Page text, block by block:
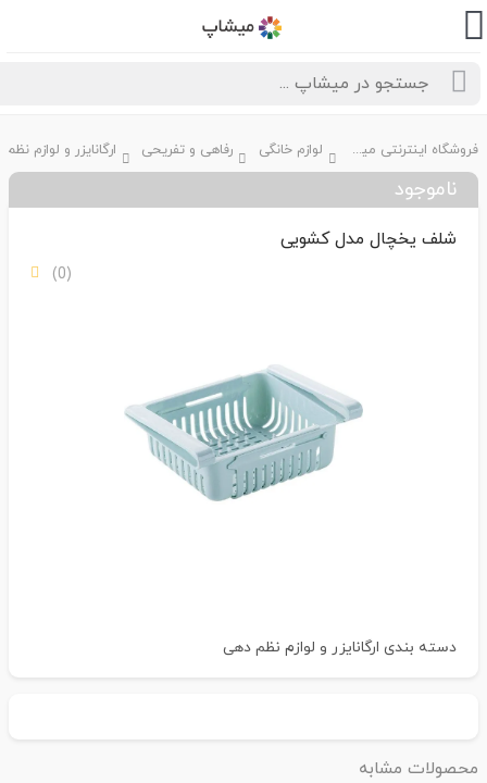
فروشگاه اینترنتی میشاپ لوازم خانگی رفاهی و تفریحی ارگانایزر و لوازم نظم دهی
ناموجود
شلف یخچال مدل کشویی
دسته بندیارگانایزر و لوازم نظم دهی
مشابه